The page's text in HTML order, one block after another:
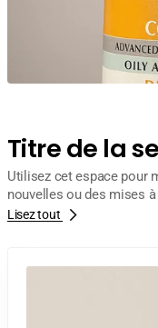
Titre de la
Utilisez cet espace pour
nouvelles ou des mises
Lisez tout